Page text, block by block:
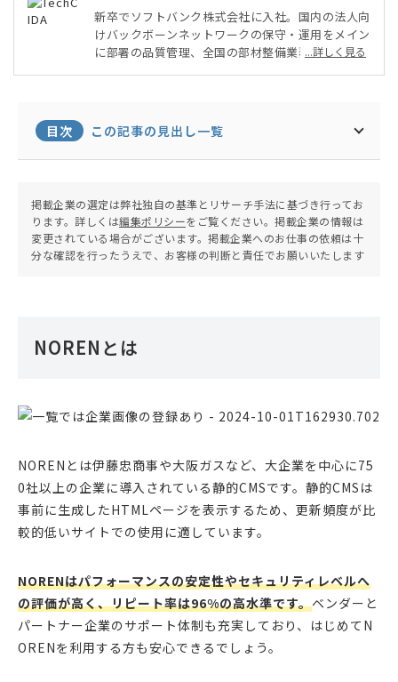
新卒でソフトバンク株式会社に入社。国内の法人向
けバックボーンネットワークの保守・運用をメイン
に部署の品質管理、全国の部材整備業務を実施。そ
ラエンジニアとして活動。現在は地元に戻りフリー
ランスエンジニア兼子ども向けプログラミング教室
の運営を行う。
...詳しく見る
目次 この記事の見出し一覧
掲載企業の選定は弊社独自の基準とリサーチ手法に基づき行ってお
ります。詳しくは編集ポリシーをご覧ください。掲載企業の情報は
変更されている場合がございます。掲載企業へのお仕事の依頼は十
分な確認を行ったうえで、お客様の判断と責任でお願いいたします
NORENとは
NORENとは伊藤忠商事や大阪ガスなど、大企業を中心に75
0社以上の企業に導入されている静的CMSです。静的CMSは
事前に生成したHTMLページを表示するため、更新頻度が比
較的低いサイトでの使用に適しています。
NORENはパフォーマンスの安定性やセキュリティレベルへ
の評価が高く、リピート率は96%の高水準です。ベンダーと
パートナー企業のサポート体制も充実しており、はじめてN
ORENを利用する方も安心できるでしょう。